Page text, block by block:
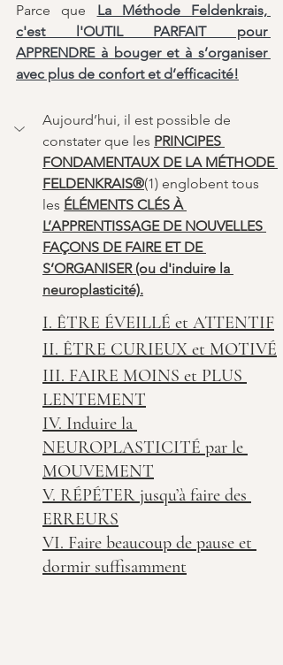
Parce que La Méthode Feldenkrais,
c'est l'OUTIL PARFAIT pour
APPRENDRE à bouger et à s’organiser
avec plus de confort et d’efficacité!
Aujourd’hui, il est possible de
constater que les PRINCIPES
FONDAMENTAUX DE LA MÉTHODE
FELDENKRAIS®(1) englobent tous
les ÉLÉMENTS CLÉS À
L’APPRENTISSAGE DE NOUVELLES
FAÇONS DE FAIRE ET DE
S’ORGANISER (ou d'induire la
neuroplasticité).
I. ÊTRE ÉVEILLÉ et ATTENTIF
II. ÊTRE CURIEUX et MOTIVÉ
III. FAIRE MOINS et PLUS
LENTEMENT
IV. Induire la
NEUROPLASTICITÉ par le
MOUVEMENT
V. RÉPÉTER jusqu’à faire des
ERREURS
VI. Faire beaucoup de pause et
dormir suffisamment